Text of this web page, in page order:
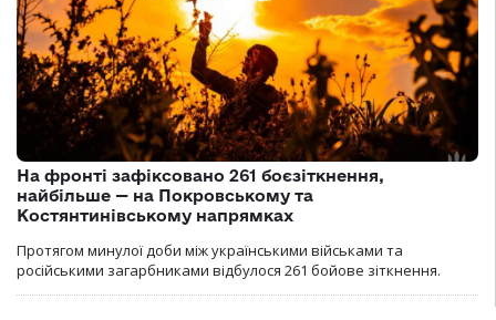
На фронті зафіксовано 261 боєзіткнення,
найбільше — на Покровському та
Костянтинівському напрямках
Протягом минулої доби між українськими військами та
російськими загарбниками відбулося 261 бойове зіткнення.